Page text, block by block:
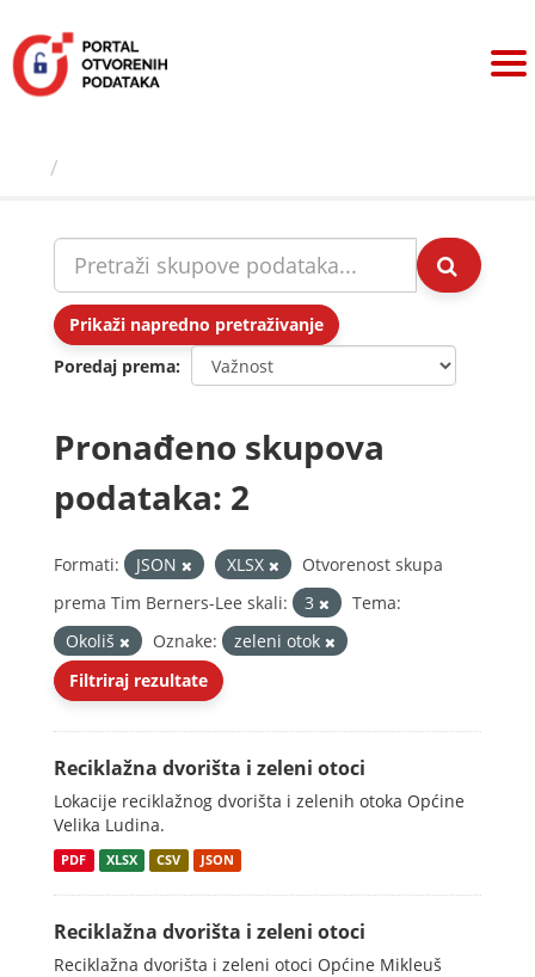
sadržaj
Prikaži napredno pretraživanje
Poredaj prema
Pronađeno skupova
podataka: 2
Formati: JSON XLSX
Otvorenost skupa
prema Tim Berners-Lee skali:
3
Tema:
Okoliš
Oznake:
zeleni otok
Filtriraj rezultate
Reciklažna dvorišta i zeleni otoci
Lokacije reciklažnog dvorišta i zelenih otoka Općine
Velika Ludina.
PDF XLSX CSV JSON
Reciklažna dvorišta i zeleni otoci
Reciklažna dvorišta i zeleni otoci Općine Mikleuš